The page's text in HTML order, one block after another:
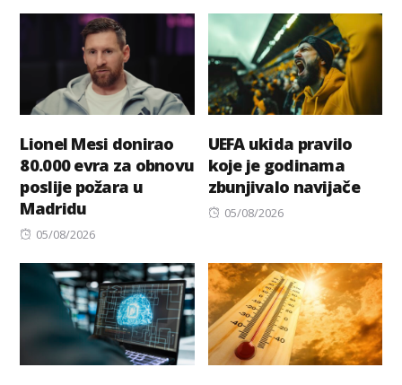
Lionel Mesi donirao
80.000 evra za obnovu
poslije požara u
Madridu
Posted
05/08/2026
UEFA ukida pravilo
koje je godinama
zbunjivalo navijače
Posted
05/08/2026